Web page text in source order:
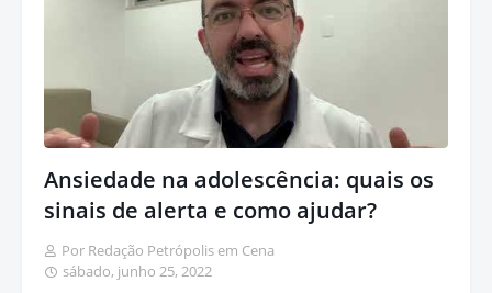
Ansiedade na adolescência: quais os
sinais de alerta e como ajudar?
Por Redação Petrópolis em Cena
sábado, junho 25, 2022